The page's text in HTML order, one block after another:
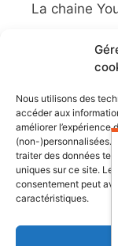
Nous utilisons des
accéder aux
améliorer
(non-)personnalisées.
traiter des données
uniques sur ce site. Le
consentement peut
caractéristiques.
La chaine
Dernières